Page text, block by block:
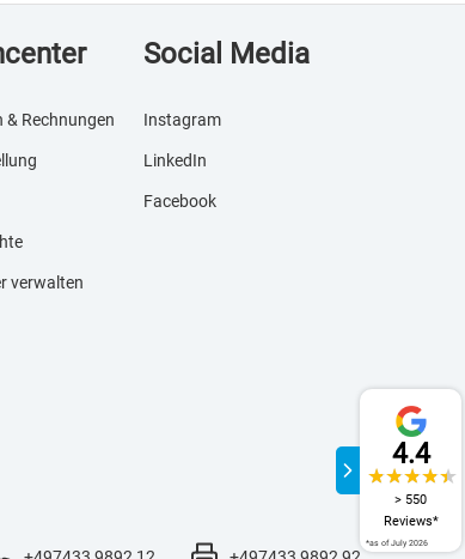
4.4
> 550
Reviews*
*as of July 2026
& Rechnungen
verwalten
Social Media
Instagram
LinkedIn
Facebook